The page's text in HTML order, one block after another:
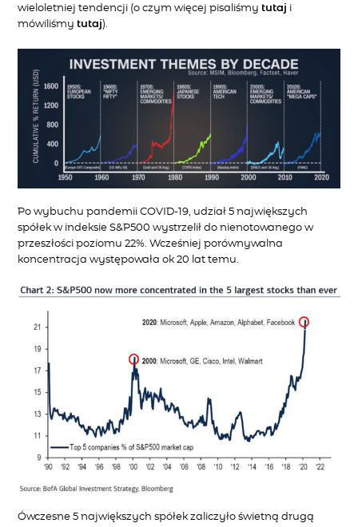
wieloletniej tendencji (o czym więcej pisaliśmy tutaj i
mówiliśmy tutaj).
Po wybuchu pandemii COVID-19, udział 5 największych
spółek w indeksie S&P500 wystrzelił do nienotowanego w
przeszłości poziomu 22%. Wcześniej porównywalna
koncentracja występowała ok 20 lat temu.
Ówczesne 5 największych spółek zaliczyło świetną drugą